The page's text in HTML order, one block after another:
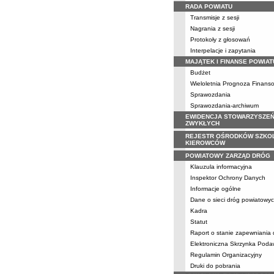
RADA POWIATU
Transmisje z sesji
Nagrania z sesji
Protokoły z głosowań
Interpelacje i zapytania
MAJĄTEK I FINANSE
Budżet
Wieloletnia Prognoza
Sprawozdania
Sprawozdania-archiwum
EWIDENCJA STOWARZYSZEŃ
ZWYKŁYCH
REJESTR OŚRODKÓW
KIEROWCÓW
POWIATOWY ZARZĄD DRÓG
Klauzula informacyjna
Inspektor Ochrony Danych
Informacje ogólne
Dane o sieci dróg
Kadra
Statut
Raport o stanie zapewniania
Elektroniczna Skrzynka
Regulamin Organizacyjny
Druki do pobrania